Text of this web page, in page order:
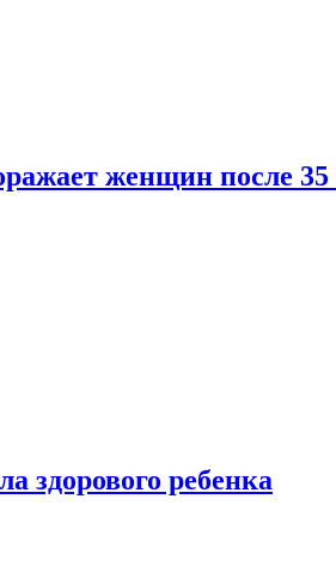
женщин после 35
здорового ребенка